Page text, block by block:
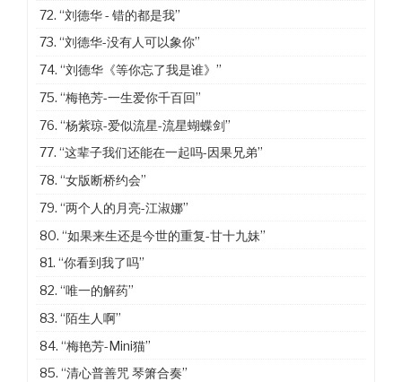
72.“刘德华 - 错的都是我”
73.“刘德华-没有人可以象你”
74.“刘德华《等你忘了我是谁》”
75.“梅艳芳-一生爱你千百回”
76.“杨紫琼-爱似流星-流星蝴蝶剑”
77.“这辈子我们还能在一起吗-因果兄弟”
78.“女版断桥约会”
79.“两个人的月亮-江淑娜”
80.“如果来生还是今世的重复-甘十九妹”
81.“你看到我了吗”
82.“唯一的解药”
83.“陌生人啊”
84.“梅艳芳-Mini猫”
85.“清心普善咒 琴箫合奏”